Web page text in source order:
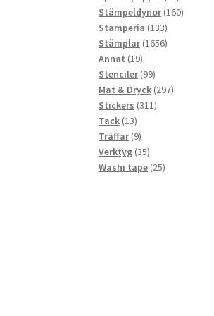
produkter
Stämpeldynor 160160
Stamperia 133133
produkter
Stämplar 16561656
Annat 1919
produkter
Stenciler 9999
produkter
Mat & Dryck 297297
Stickers 311311
Tack 1313
produkter
Träffar 99
produkter
Verktyg 3535
produkter
Washi tape 2525